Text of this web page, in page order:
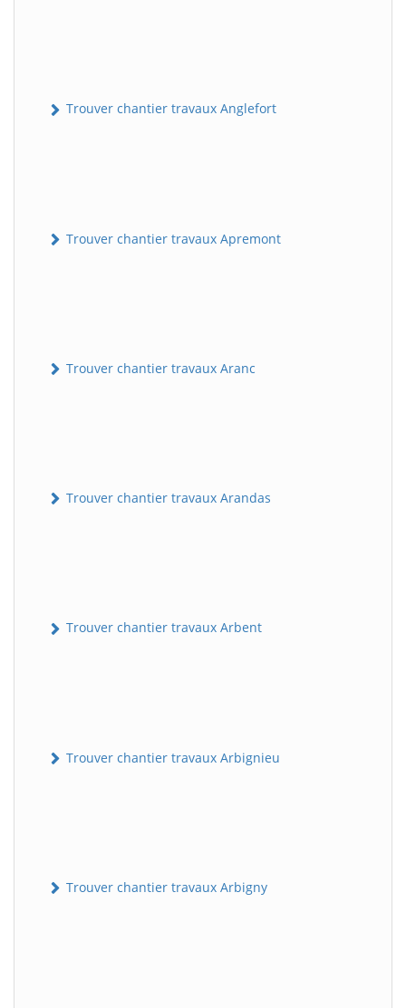
Trouver chantier travaux Anglefort
Trouver chantier travaux Apremont
Trouver chantier travaux Aranc
Trouver chantier travaux Arandas
Trouver chantier travaux Arbent
Trouver chantier travaux Arbignieu
Trouver chantier travaux Arbigny